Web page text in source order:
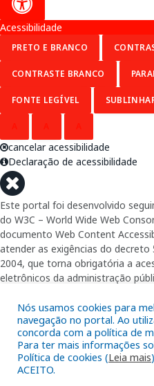
Nós usamos cookies para
navegação no portal. Ao
concorda com a política de
Para ter mais informações
Política de cookies (Leia mais
ACEITO.
Acessibilidade
PRETO E BRANCO
CONTRASTE BRANCO
FONTE LEGÍVEL
cancelar acessibilidade
Declaração de acessibilidade
Este portal foi desenvolvido
do W3C – World Wide Web
documento Web Content
atender as exigências do
2004, que torna obrigatória a
eletrônicos da administração
garantindo-lhes o pleno acesso
Além de validações
diversos navegadores e através
DOSVOX, sistema operacional